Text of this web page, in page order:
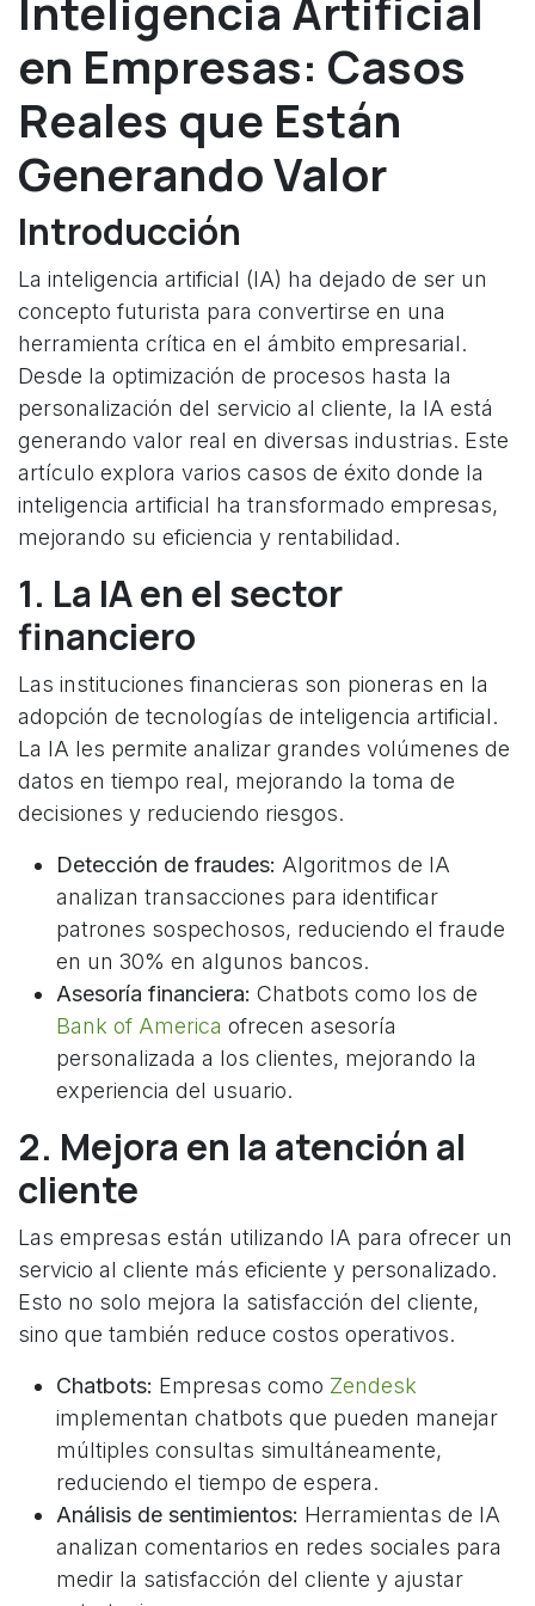
en Empresas: Casos
Reales que Están
Generando Valor
Introducción
La inteligencia artificial (IA) ha dejado de ser un
concepto futurista para convertirse en una
herramienta crítica en el ámbito empresarial.
Desde la optimización de procesos hasta la
personalización del servicio al cliente, la IA está
generando valor real en diversas industrias. Este
artículo explora varios casos de éxito donde la
inteligencia artificial ha transformado empresas,
mejorando su eficiencia y rentabilidad.
1. La IA en el sector
financiero
Las instituciones financieras son pioneras en la
adopción de tecnologías de inteligencia artificial.
La IA les permite analizar grandes volúmenes de
datos en tiempo real, mejorando la toma de
decisiones y reduciendo riesgos.
Detección de fraudes: Algoritmos de IA
analizan transacciones para identificar
patrones sospechosos, reduciendo el fraude
en un 30% en algunos bancos.
Asesoría financiera: Chatbots como los de
Bank of America ofrecen asesoría
personalizada a los clientes, mejorando la
experiencia del usuario.
2. Mejora en la atención al
cliente
Las empresas están utilizando IA para ofrecer un
servicio al cliente más eficiente y personalizado.
Esto no solo mejora la satisfacción del cliente,
sino que también reduce costos operativos.
Chatbots: Empresas como Zendesk
implementan chatbots que pueden manejar
múltiples consultas simultáneamente,
reduciendo el tiempo de espera.
Análisis de sentimientos: Herramientas de IA
analizan comentarios en redes sociales para
medir la satisfacción del cliente y ajustar